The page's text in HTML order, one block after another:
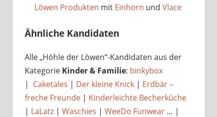
Löwen Produkten mit Einhorn und Vlace
Ähnliche Kandidaten
Alle „Höhle der Löwen“-Kandidaten aus der
Kategorie Kinder & Familie: binkybox
| Caketales | Der kleine Knick | Erdbär –
freche Freunde | Kinderleichte Becherküche
| LaLatz | Waschies | WeeDo Funwear … |